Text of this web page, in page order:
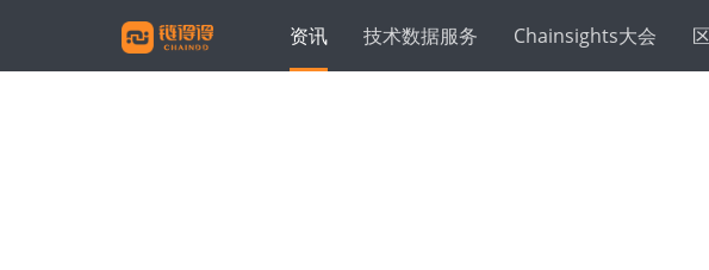
资讯 技术数据服务 Chainsights大会